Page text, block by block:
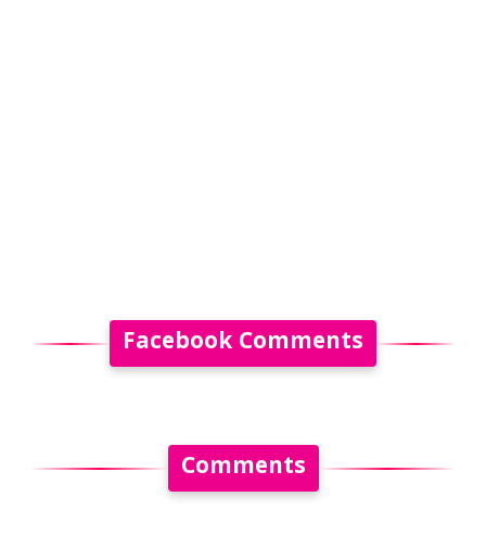
Facebook Comments
Comments